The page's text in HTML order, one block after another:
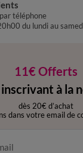
téléphone
du lundi au
11€ Offerts
à la
dès 20€ d’achat
dans votre email de